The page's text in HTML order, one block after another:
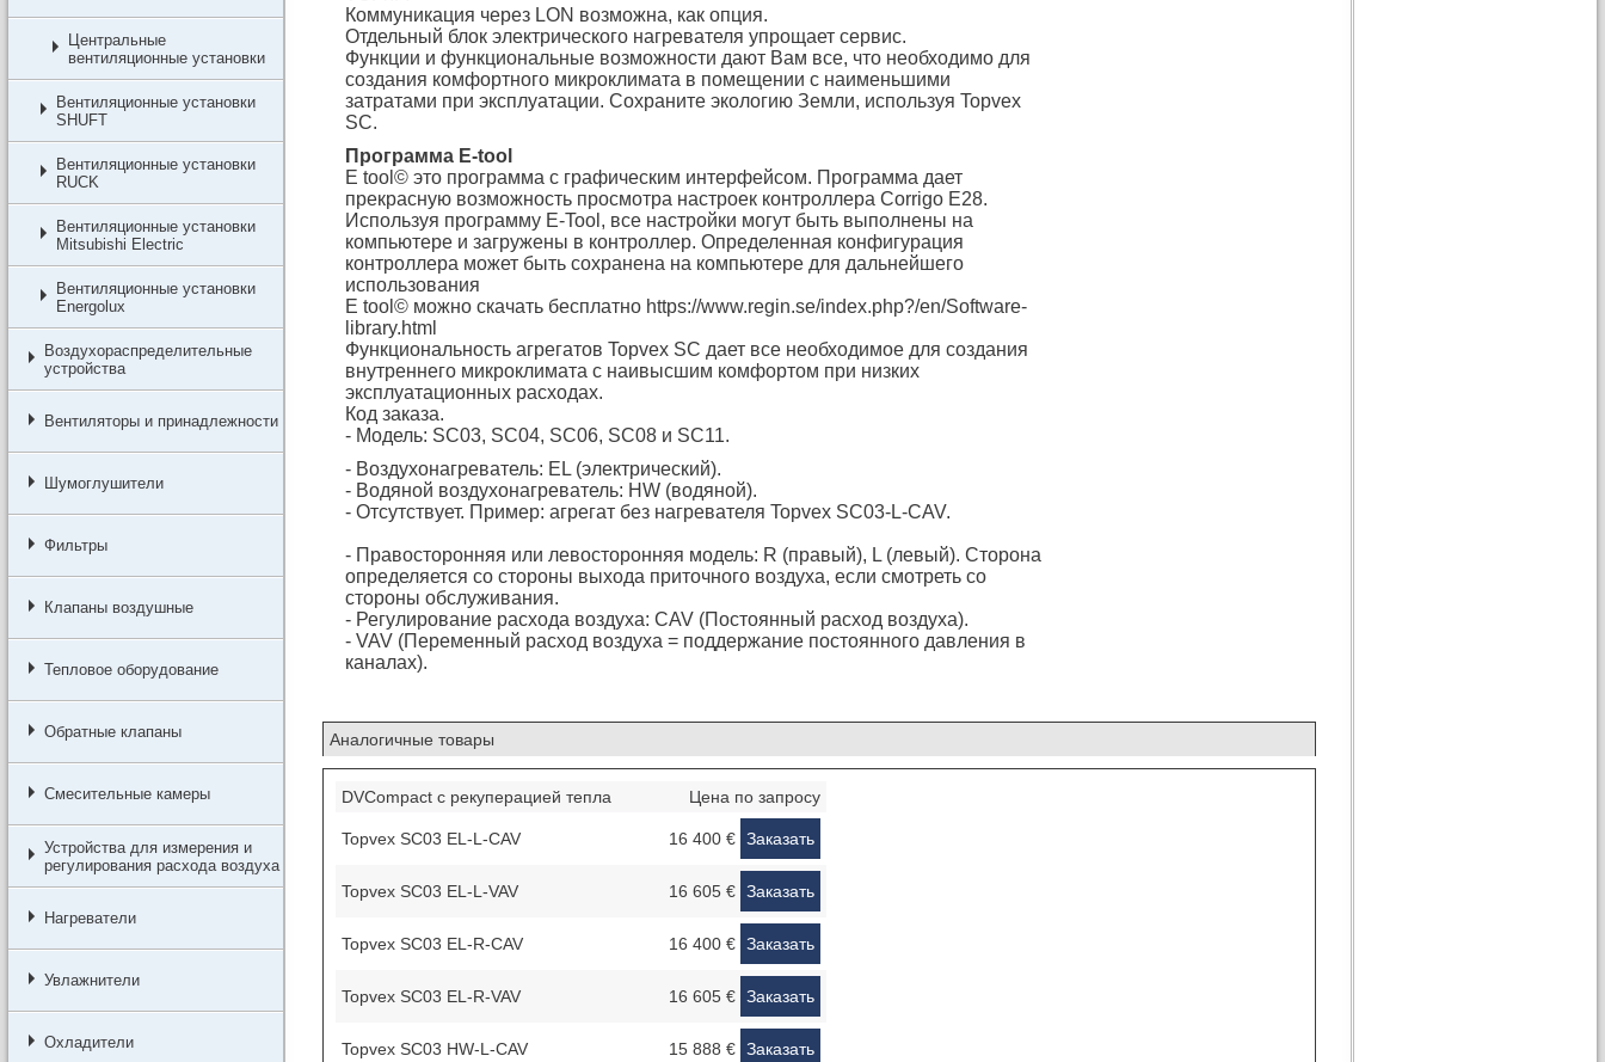
Центральные
вентиляционные установки
Вентиляционные установки
SHUFT
Вентиляционные установки
RUCK
Вентиляционные установки
Mitsubishi Electric
Вентиляционные установки
Energolux
Воздухораспределительные
устройства
Вентиляторы и принадлежности
Шумоглушители
Фильтры
Клапаны воздушные
Тепловое оборудование
Обратные клапаны
Смесительные камеры
Устройства для измерения и
регулирования расхода воздуха
Нагреватели
Увлажнители
Охладители
Коммуникация через LON возможна, как опция.
Отдельный блок электрического нагревателя упрощает сервис.
Функции и функциональные возможности дают Вам все, что необходимо для
создания комфортного микроклимата в помещении с наименьшими
затратами при эксплуатации. Сохраните экологию Земли, используя Topvex
SC.
Программа E-tool
E tool© это программа с графическим интерфейсом. Программа дает
прекрасную возможность просмотра настроек контроллера Corrigo E28.
Используя программу E-Tool, все настройки могут быть выполнены на
компьютере и загружены в контроллер. Определенная конфигурация
контроллера может быть сохранена на компьютере для дальнейшего
использования
E tool© можно скачать бесплатно https://www.regin.se/index.php?/en/Software-
library.html
Функциональность агрегатов Topvex SC дает все необходимое для создания
внутреннего микроклимата с наивысшим комфортом при низких
эксплуатационных расходах.
Код заказа.
- Модель: SС03, SС04, SС06, SC08 и SC11.
- Воздухонагреватель: EL (электрический).
- Водяной воздухонагреватель: HW (водяной).
- Отсутствует. Пример: агрегат без нагревателя Topvex SC03-L-CAV.
- Правосторонняя или левосторонняя модель: R (правый), L (левый). Сторона
определяется со стороны выхода приточного воздуха, если смотреть со
стороны обслуживания.
- Регулирование расхода воздуха: CAV (Постоянный расход воздуха).
- VAV (Переменный расход воздуха = поддержание постоянного давления в
каналах).
Аналогичные товары
DVCompact с рекуперацией тепла Цена по запросу
Topvex SC03 EL-L-CAV 16 400 € Заказать
Topvex SC03 EL-L-VAV 16 605 € Заказать
Topvex SC03 EL-R-CAV 16 400 € Заказать
Topvex SC03 EL-R-VAV 16 605 € Заказать
Topvex SC03 HW-L-CAV 15 888 € Заказать